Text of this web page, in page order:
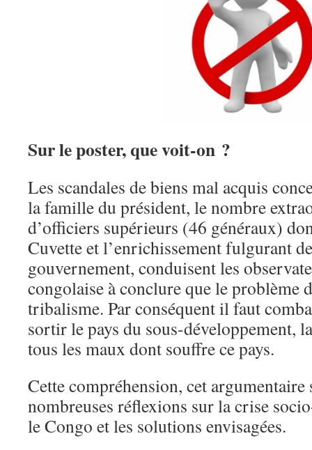
Sur le poster, que voit-on ?
Les scandales de biens mal acquis
la famille du président, le nombre
d’officiers supérieurs (46 généraux)
Cuvette et l’enrichissement fulgurant
gouvernement, conduisent les
congolaise à conclure que le problème
tribalisme. Par conséquent il faut
sortir le pays du sous-développement,
tous les maux dont souffre ce pays.
Cette compréhension, cet
nombreuses réflexions sur la crise
le Congo et les solutions envisagées.